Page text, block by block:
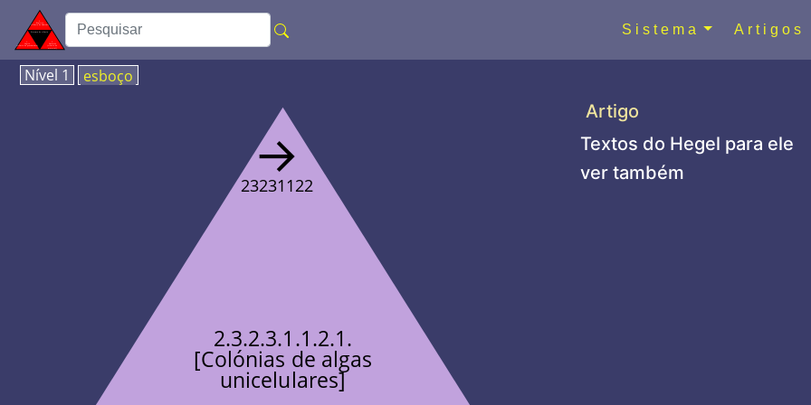
Sistema Artigos
Nível 1 esboço
2.3.2.3.1.1.2.1.
[Colónias de algas
unicelulares]
→
23231122
Artigo
Textos do Hegel para ele
ver também